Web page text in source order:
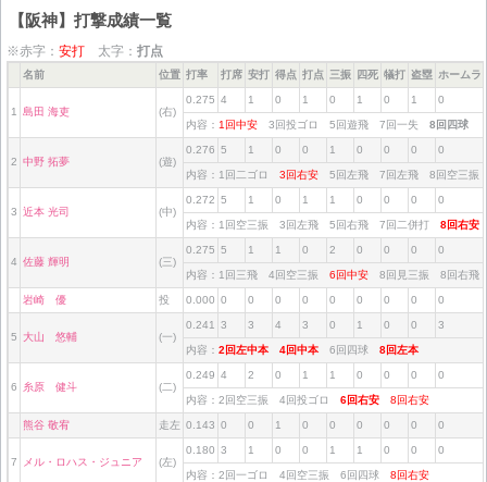
【阪神】打撃成績一覧
※赤字： 安打 太字： 打点
名前 位置 打率 打席 安打 得点 打点 三振 四死 犠打 盗塁 ホームラ
1 島田 海吏 (右)
0.275 4 1 0 1 0 1 0 1 0
内容： 1回中安 3回投ゴロ 5回遊飛 7回一失 8回四球
2 中野 拓夢 (遊)
0.276 5 1 0 0 1 0 0 0 0
内容：1回二ゴロ 3回右安 5回左飛 7回左飛 8回空三
3 近本 光司 (中)
0.272 5 1 0 1 1 0 0 0 0
内容：1回空三振 3回左飛 5回右飛 7回二併打 8回右
4 佐藤 輝明 (三)
0.275 5 1 1 0 2 0 0 0 0
内容：1回三飛 4回空三振 6回中安 8回見三振 8回右
岩崎 優 投 0.000 0 0 0 0 0 0 0 0 0
5 大山 悠輔 (一)
0.241 3 3 4 3 0 1 0 0 3
内容： 2回左中本 4回中本 6回四球 8回左本
6 糸原 健斗 (二)
0.249 4 2 0 1 1 0 0 0 0
内容：2回空三振 4回投ゴロ 6回右安 8回右安
熊谷 敬宥 走左 0.143 0 0 1 0 0 0 0 0 0
7 メル・ロハス・ジュニア (左)
0.180 3 1 0 0 1 1 0 0 0
内容：2回一ゴロ 4回空三振 6回四球 8回右安